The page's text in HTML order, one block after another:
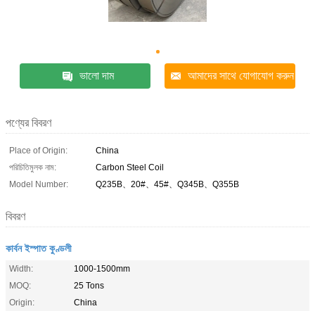
ভালো দাম আমাদের সাথে যোগাযোগ করুন
পণ্যের বিবরণ
Place of Origin:
China
পরিচিতিমুলক নাম:
Carbon Steel Coil
Model Number:
Q235B、20#、45#、Q345B、Q355B
বিবরণ
কার্বন ইস্পাত কুণ্ডলী
Width:
1000-1500mm
MOQ:
25 Tons
Origin:
China